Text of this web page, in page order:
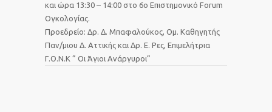
και ώρα 13:30 – 14:00 στο 6o Επιστημονικό Forum
Ογκολογίας.
Προεδρείο: Δρ. Δ. Μπαφαλούκος, Ομ. Καθηγητής
Παν/μιου Δ. Αττικής και Δρ. Ε. Ρες, Επιμελήτρια
Γ.Ο.Ν.Κ ” Οι Άγιοι Ανάργυροι”